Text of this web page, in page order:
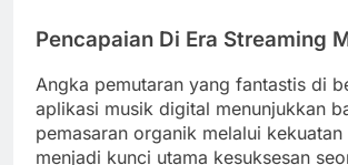
Pencapaian Di Era Streaming
Angka pemutaran yang fantastis di
aplikasi musik digital menunjukkan
pemasaran organik melalui
menjadi kunci utama kesuksesan